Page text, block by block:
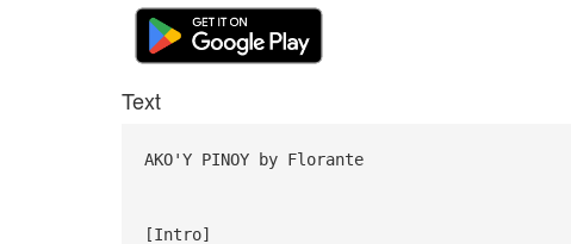
Text
AKO'Y PINOY by Florante
[Intro]